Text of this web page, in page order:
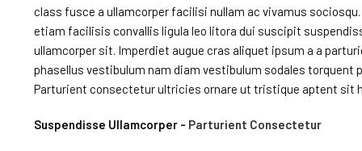
class fusce a ullamcorper facilisi nullam ac vivamus
etiam facilisis convallis ligula leo litora dui suscipit
ullamcorper sit. Imperdiet augue cras aliquet ipsum a a
phasellus vestibulum nam diam vestibulum sodales torquent
Parturient consectetur ultricies ornare ut tristique aptent sit
Suspendisse Ullamcorper - Parturient Consectetur